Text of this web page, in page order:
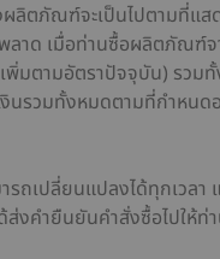
ผลิตภัณฑ์จะเป็นไปตามที่แ
าด เมื่อท่านซื้อผลิตภัณฑ์จ
พิ่มตามอัตราปัจจุบัน) รวมทั้
นรวมทั้งหมดตามที่กำหนด
รถเปลี่ยนแปลงได้ทุกเวล
ส่งคำยืนยันคำสั่งซื้อไปให้ท่